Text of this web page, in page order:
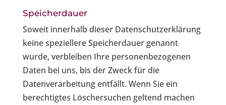
Speicherdauer
Soweit innerhalb dieser Datenschutzerklärung
keine speziellere Speicherdauer genannt
wurde, verbleiben Ihre personenbezogenen
Daten bei uns, bis der Zweck für die
Datenverarbeitung entfällt. Wenn Sie ein
berechtigtes Löschersuchen geltend machen